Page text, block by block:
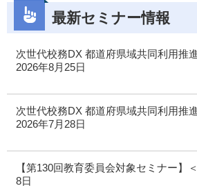
最新セミナー情報
次世代校務DX 都道府県域共同利用推
2026年8月25日
次世代校務DX 都道府県域共同利用推
2026年7月28日
【第130回教育委員会対象セミナー】
8日